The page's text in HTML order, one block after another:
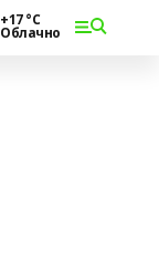
+17 °С
Облачно